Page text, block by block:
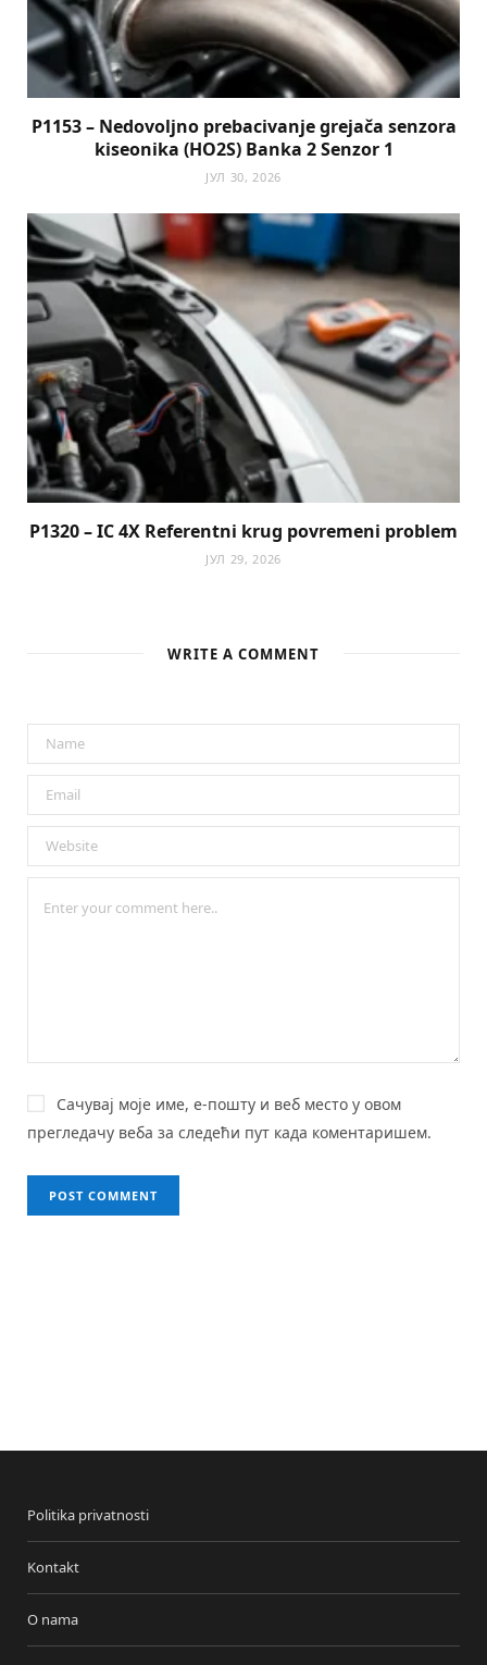
P1153 – Nedovoljno prebacivanje grejača senzora
kiseonika (HO2S) Banka 2 Senzor 1
ЈУЛ 30, 2026
P1320 – IC 4X Referentni krug povremeni problem
ЈУЛ 29, 2026
WRITE A COMMENT
Сачувај моје име, е-пошту и веб место у овом
прегледачу веба за следећи пут када коментаришем.
Politika privatnosti
Kontakt
O nama